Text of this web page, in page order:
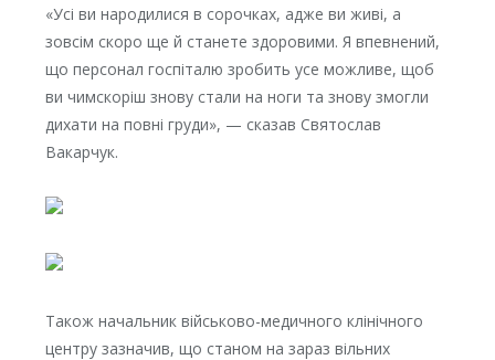
«Усі ви народилися в сорочках, адже ви живі, а
зовсім скоро ще й станете здоровими. Я впевнений,
що персонал госпіталю зробить усе можливе, щоб
ви чимскоріш знову стали на ноги та знову змогли
дихати на повні груди», — сказав Святослав
Вакарчук.
Також начальник військово-медичного клінічного
центру зазначив, що станом на зараз вільних